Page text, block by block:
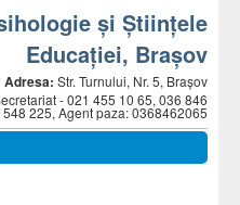
și Științele
Educației, Brașov
Adresa: Str. Turnului, Nr. 5, Brașov
- 021 455 10 65, 036 846
225, Agent paza: 0368462065